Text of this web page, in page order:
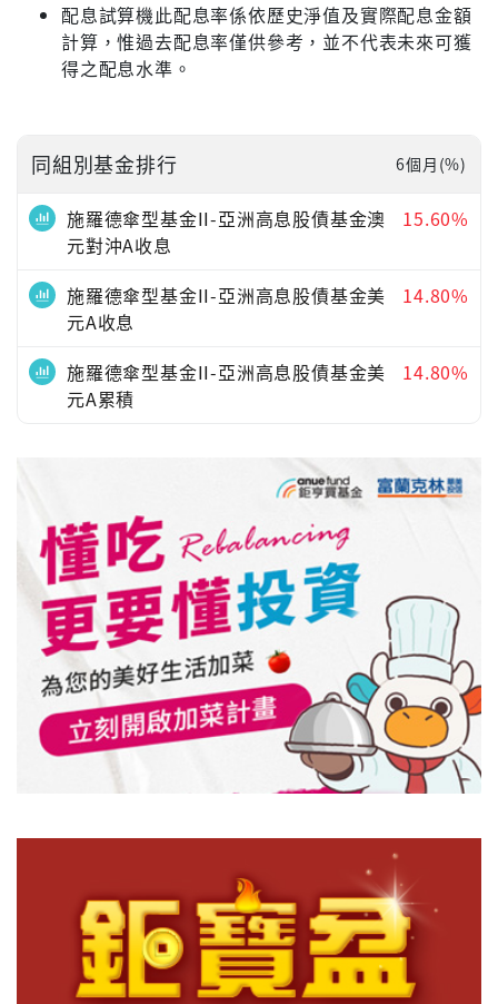
配息試算機此配息率係依歷史淨值及實際配息金額
計算，惟過去配息率僅供參考，並不代表未來可獲
得之配息水準。
同組別基金排行 6個月(%)
施羅德傘型基金II-亞洲高息股債基金澳
元對沖A收息
15.60%
施羅德傘型基金II-亞洲高息股債基金美
元A收息
14.80%
施羅德傘型基金II-亞洲高息股債基金美
元A累積
14.80%